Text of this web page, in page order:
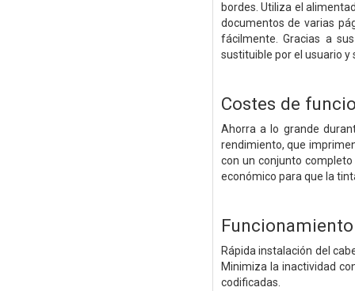
bordes. Utiliza el
documentos de varias
fácilmente. Gracias a
sustituible por el usuario y
Costes de
Ahorra a lo grande
rendimiento, que
con un conjunto
económico para que la
Rápida instalación del
Minimiza la inactividad
codificadas.